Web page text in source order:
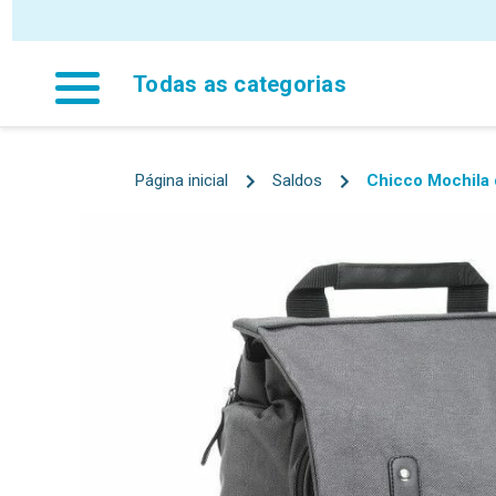
Todas as categorias
Página inicial Saldos Chicco Mochila